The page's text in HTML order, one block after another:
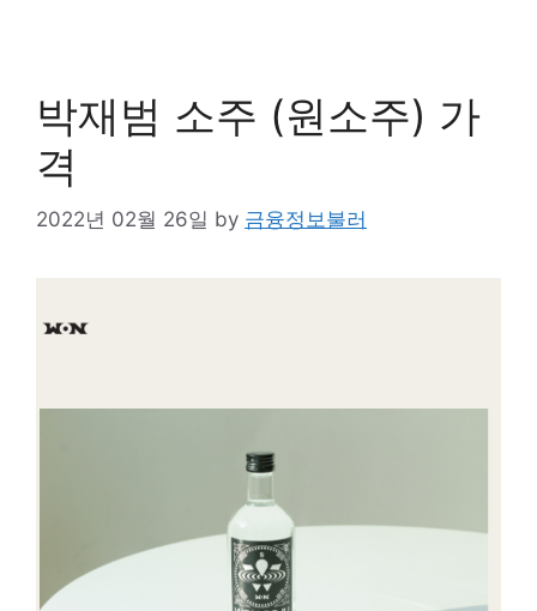
박재범 소주 (원소주) 가
격
2022년 02월 26일 by 금융정보불러